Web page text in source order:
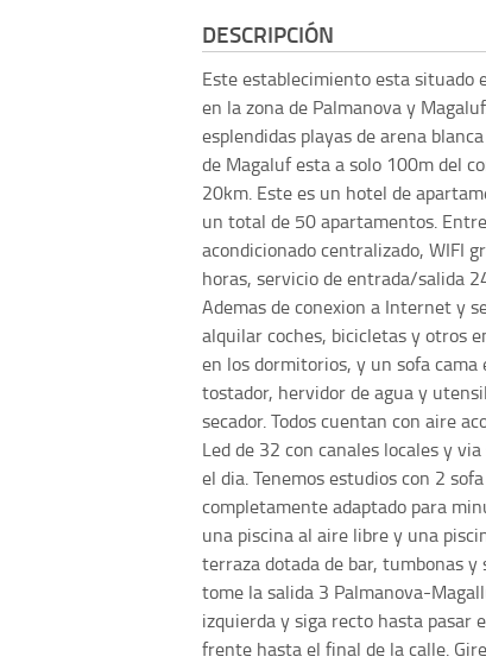
DESCRIPCIÓN
Este establecimiento esta situado
en la zona de Palmanova y
esplendidas playas de arena
de Magaluf esta a solo 100m del
20km. Este es un hotel de
un total de 50 apartamentos.
acondicionado centralizado, WIFI
horas, servicio de entrada/salida
Ademas de conexion a Internet y
alquilar coches, bicicletas y otros
en los dormitorios, y un sofa cama
tostador, hervidor de agua y
secador. Todos cuentan con aire
Led de 32 con canales locales y
el dia. Tenemos estudios con 2
completamente adaptado para
una piscina al aire libre y una
terraza dotada de bar, tumbonas
tome la salida 3 Palmanova-
izquierda y siga recto hasta pasar
frente hasta el final de la calle.